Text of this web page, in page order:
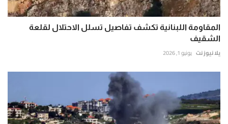
المقاومة اللبنانية تكشف تفاصيل تسلل الاحتلال لقلعة
الشقيف
يلا نيوز نت يونيو 1, 2026